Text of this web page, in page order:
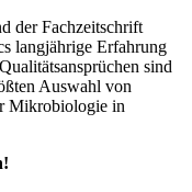
der Fachzeitschrift
langjährige Erfahrung
sind
Auswahl von
Mikrobiologie in